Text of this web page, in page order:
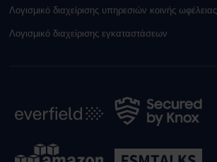
Λογισμικό διαχείρισης υπηρεσιών κοινής ωφέλειας
Λογισμικό διαχείρισης εγκαταστάσεων